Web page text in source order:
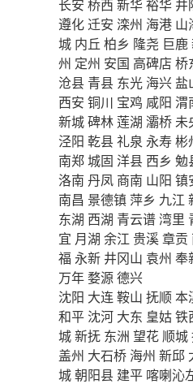
长安 桥西 新华裕华 井
遵化迁安 滦州 海港 山
城 内丘 柏乡 隆尧 巨鹿
州 定州 安国 高碑店 桥
沧县 青县 东光 海兴 盐
西安 铜川 宝鸡 咸阳 渭
新城碑林莲湖 灞桥未
泾阳 乾县礼泉 永寿彬
南郑城固 洋县 西乡 勉
洛南 丹凤 商南 山阳 镇
南昌 景德镇萍乡 九江
东湖 西湖 青云谱湾里
宜 月湖 余江 贵溪章贡
福 永新 井冈山 袁州 奉
万年婺源德兴
沈阳 大连鞍山 抚顺本
和平 沈河 大东 皇姑铁
城新抚 东洲 望花 顺城
盖州 大石桥 海州 新邱
城朝阳县 建平 喀喇沁